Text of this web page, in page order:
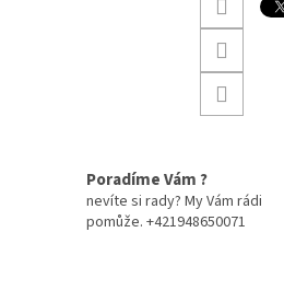
Poradíme Vám ?
nevíte si rady? My Vám rádi
pomůže. +421948650071